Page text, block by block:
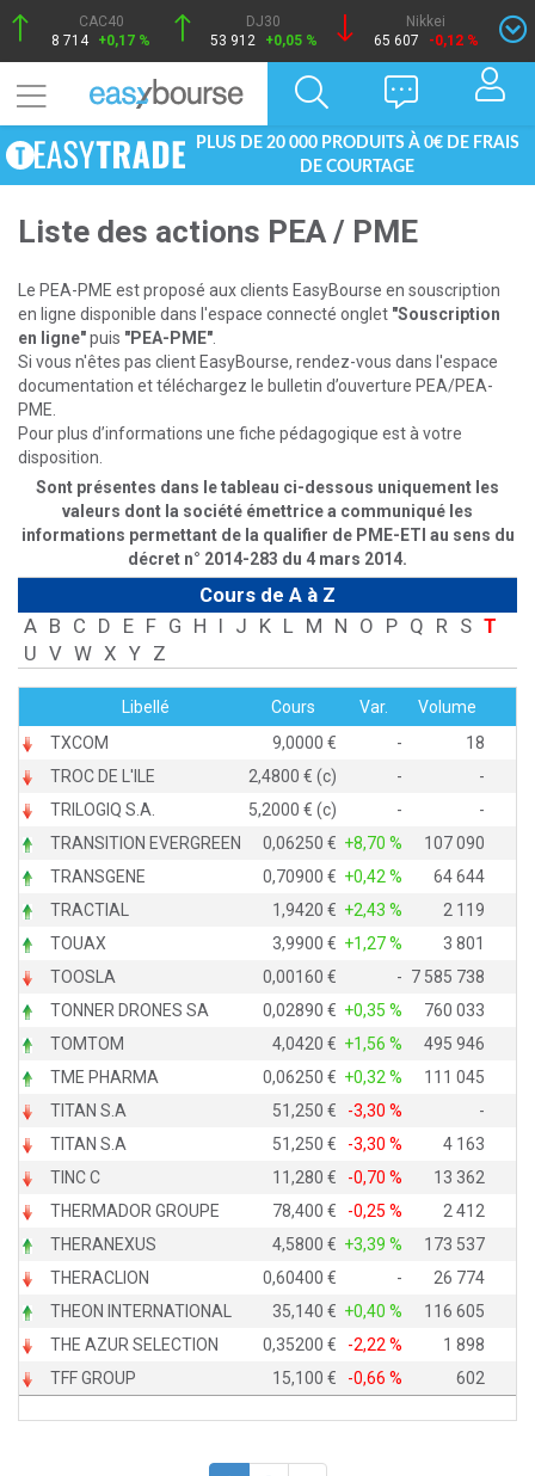
CAC40
8 714 +0,17 %
DJ30
53 912
+0,05 %
Nikkei
65 607
-0,12 %
PLUS DE 20 000 PRODUITS À 0€ DE FRAIS
DE COURTAGE
Liste des actions PEA / PME
Le PEA-PME est proposé aux clients EasyBourse en souscription
en ligne disponible dans l'espace connecté onglet "Souscription
en ligne"puis "PEA-PME"
Si vous n'êtes pas client EasyBourse, rendez-vous dans l'espace
documentation et téléchargez le bulletin d’ouverture PEA/PEA-
PME.
Pour plus d’informations une fiche pédagogique est à votre
disposition.
Sont présentes dans le tableau ci-dessous uniquement les
valeurs dont la société émettrice a communiqué les
informations permettant de la qualifier de PME-ETI au sens du
décret n° 2014-283 du 4 mars 2014.
Cours de A à Z
A B C D E F G H I J K L M N O P Q R S T
U V W X Y Z
Libellé Cours Var.
Volume
TXCOM
9,0000 -
18
TROC DE L'ILE
2,4800 € (c) -
-
TRILOGIQ S.A.
5,2000 € (c) -
-
TRANSITION EVERGREEN
0,06250 +8,70 %
107 090
TRANSGENE
0,70900 +0,42 %
64 644
TRACTIAL
1,9420 +2,43 %
2 119
TOUAX
3,9900 +1,27 %
3 801
TOOSLA
0,00160 - 7 585 738
TONNER DRONES SA
0,02890 +0,35 %
760 033
TOMTOM
4,0420 +1,56 %
495 946
TME PHARMA
0,06250 +0,32 %
111 045
TITAN S.A
51,250 -3,30 %
-
TITAN S.A
51,250 -3,30 %
4 163
TINC C
11,280 -0,70 %
13 362
THERMADOR GROUPE
78,400 -0,25 %
2 412
THERANEXUS
4,5800 +3,39 %
173 537
THERACLION
0,60400 -
26 774
THEON INTERNATIONAL
35,140 +0,40 %
116 605
THE AZUR SELECTION
0,35200 -2,22 %
1 898
TFF GROUP
15,100 -0,66 % 602